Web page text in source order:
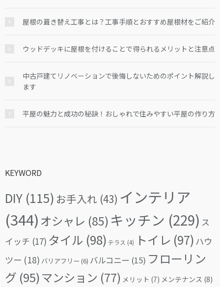
屋根の葺き替え工事とは？工事手順とおすすめ屋根材をご紹介
ウッドデッキに屋根を付けることで得られるメリットと注意点
中古戸建てリノベーションで後悔しないためのポイント解説し
ます
平屋の魅力と成功の秘訣！おしゃれで住みやすい平屋の作り方
KEYWORD
DIY (115) お手入れ (43) インテリア
(344) オシャレ (85) キッチン (229) ス
イッチ (17) タイル (98) テラス (4) トイレ (97) ハウ
ツー (18) バリアフリー (6) バルコニー (15) フローリン
グ (95)マンション (77) メリット (7) メンテナンス (8)